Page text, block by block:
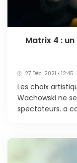
Matrix 4 :
27 Déc. 2021 • 12:45
Les choix
Wachowski ne
spectateurs. a